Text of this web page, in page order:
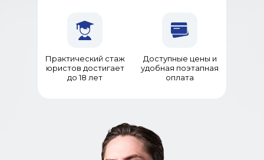
Практический стаж
юристов достигает
до 18 лет
Доступные цены и
удобная поэтапная
оплата